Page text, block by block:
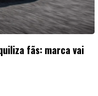
fãs: marca vai